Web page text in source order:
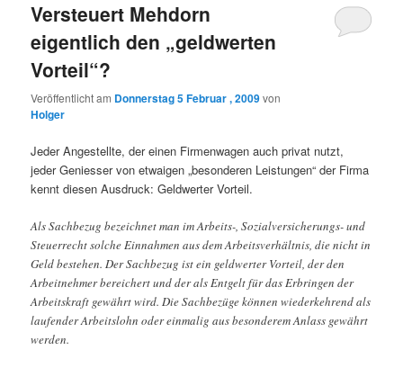
Versteuert Mehdorn
eigentlich den „geldwerten
Vorteil“?
Veröffentlicht am Donnerstag 5 Februar , 2009von
Holger
Jeder Angestellte, der einen Firmenwagen auch privat nutzt,
jeder Geniesser von etwaigen „besonderen Leistungen“ der Firma
kennt diesen Ausdruck: Geldwerter Vorteil.
Als Sachbezug bezeichnet man im Arbeits-, Sozialversicherungs- und
Steuerrecht solche Einnahmen aus dem Arbeitsverhältnis, die nicht in
Geld bestehen. Der Sachbezug ist ein geldwerter Vorteil, der den
Arbeitnehmer bereichert und der als Entgelt für das Erbringen der
Arbeitskraft gewährt wird. Die Sachbezüge können wiederkehrend als
laufender Arbeitslohn oder einmalig aus besonderem Anlass gewährt
werden.